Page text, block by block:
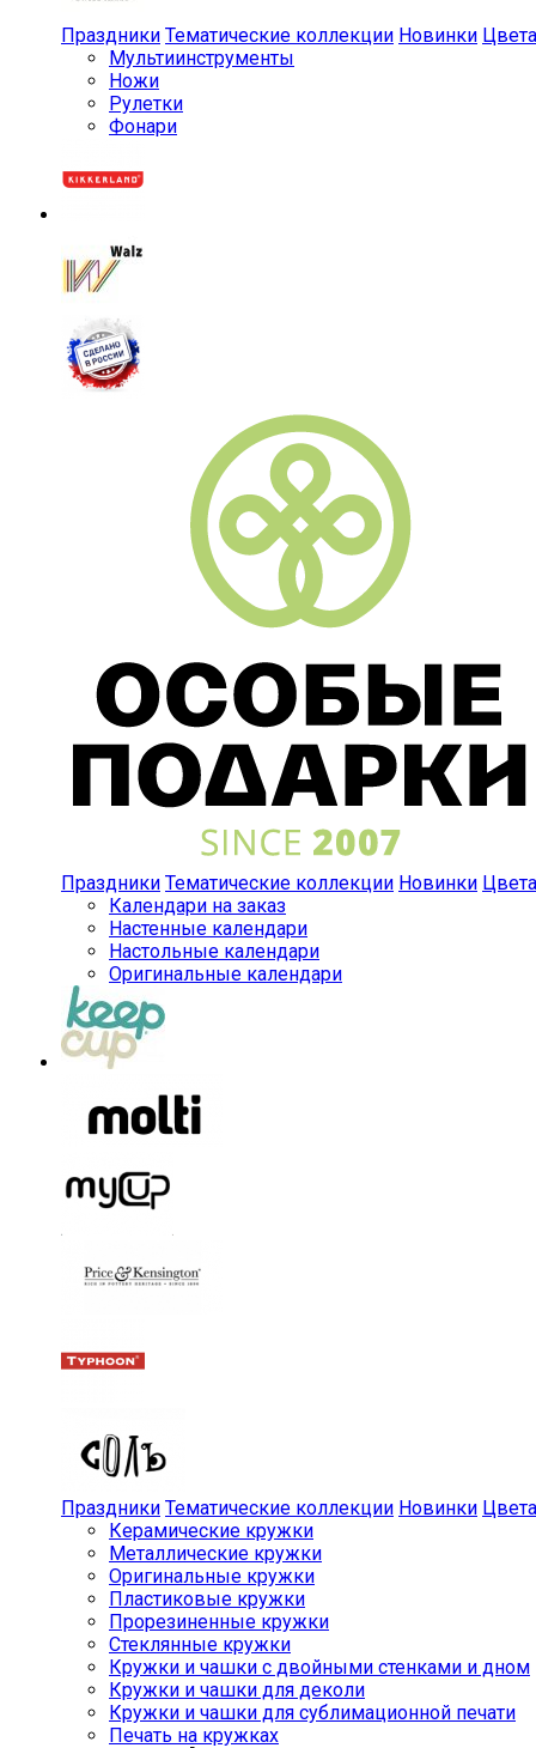
Праздники Тематические коллекции Новинки Цвета
Мульти­инструменты
Ножи
Рулетки
Фонари
Праздники Тематические коллекции Новинки Цвета
Календари на заказ
Настенные календари
Настольные календари
Оригинальные календари
Праздники Тематические коллекции Новинки Цвета
Керамические кружки
Металлические кружки
Оригинальные кружки
Пластиковые кружки
Прорезиненные кружки
Стеклянные кружки
Кружки и чашки с двойными стенками и дном
Кружки и чашки для деколи
Кружки и чашки для сублимационной печати
Печать на кружках